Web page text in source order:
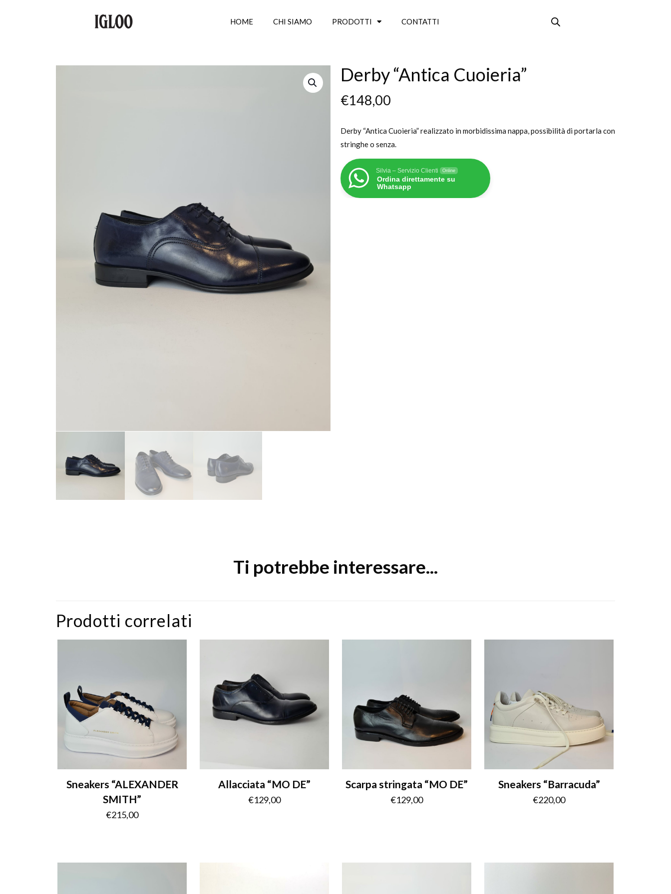
HOME CHI SIAMO PRODOTTI CONTATTI
Derby “Antica Cuoieria”
€148,00
Derby “Antica Cuoieria” realizzato in morbidissima nappa, possibilità di portarla con
stringhe o senza.
Silvia – Servizio Clienti Online
Ordina direttamente su
Whatsapp
Ti potrebbe interessare...
Prodotti correlati
Sneakers “ALEXANDER
SMITH”
€215,00
Allacciata “MO DE”
€129,00
Scarpa stringata “MO DE”
€129,00
Sneakers “Barracuda”
€220,00